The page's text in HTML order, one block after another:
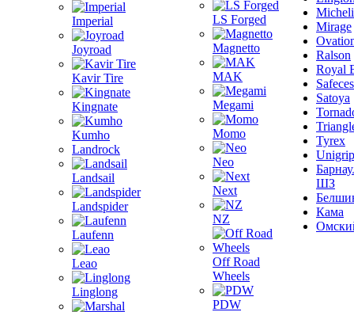
Imperial
Joyroad
Kavir Tire
Kingnate
Kumho
Landrock
Landsail
Landspider
Laufenn
Leao
Linglong
LS Forged
Magnetto
MAK
Megami
Momo
Neo
Next
NZ
Off Road
Wheels
PDW
Mirage
Ralson
Royal
Satoya
Tyrex
Unigrip
ШЗ
Кама